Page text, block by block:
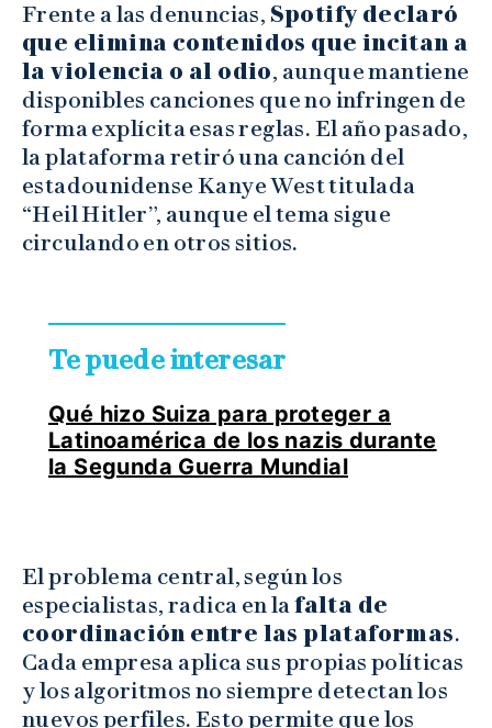
Frente a las denuncias, Spotify declaró
que elimina contenidos que incitan a
la violencia o al odio, aunque mantiene
disponibles canciones que no infringen de
forma explícita esas reglas. El año pasado,
la plataforma retiró una canción del
estadounidense Kanye West titulada
“Heil Hitler”, aunque el tema sigue
circulando en otros sitios.
Te puede interesar
Qué hizo Suiza para proteger a
Latinoamérica de los nazis durante
la Segunda Guerra Mundial
El problema central, según los
especialistas, radica en lafalta de
coordinación entre las plataformas.
Cada empresa aplica sus propias políticas
y los algoritmos no siempre detectan los
nuevos perfiles. Esto permite que los